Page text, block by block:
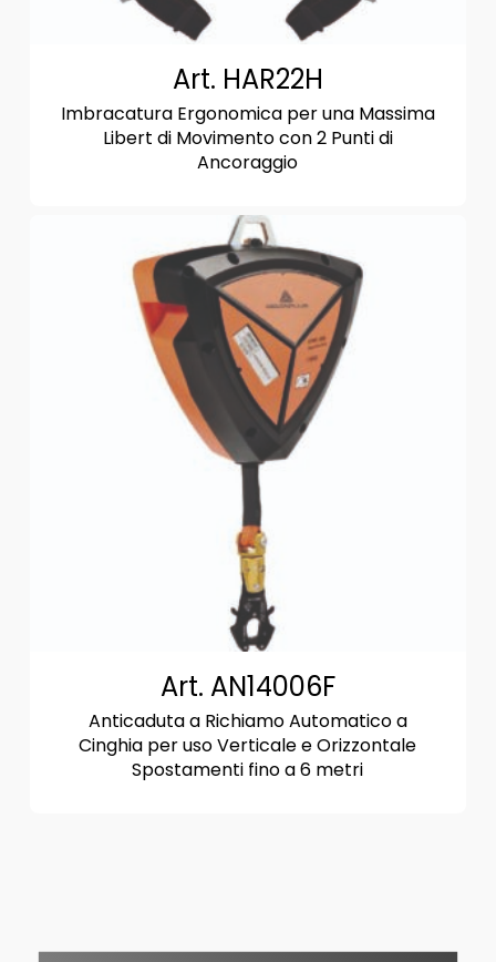
Art. HAR22H
Imbracatura Ergonomica per una Massima
Libert di Movimento con 2 Punti di
Ancoraggio
Art. AN14006F
Anticaduta a Richiamo Automatico a
Cinghia per uso Verticale e Orizzontale
Spostamenti fino a 6 metri